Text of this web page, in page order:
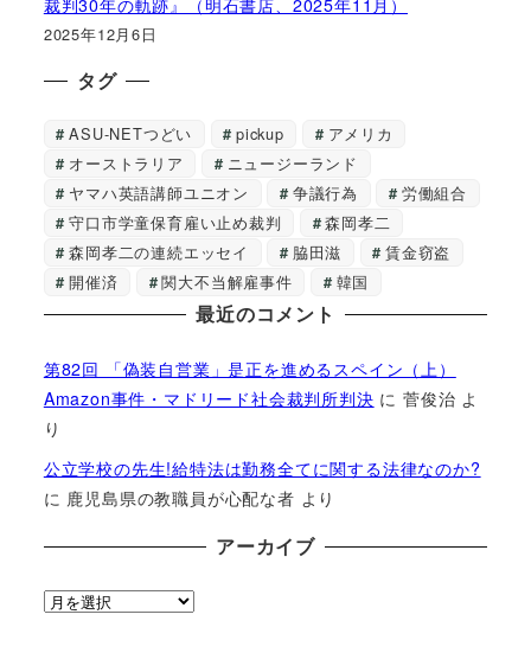
裁判30年の軌跡』（明石書店、2025年11月）
2025年12月6日
タグ
ASU-NETつどい pickup
アメリカ
オーストラリア
ニュージーランド
ヤマハ英語講師ユニオン
争議行為
労働組合
守口市学童保育雇い止め裁判
森岡孝二
森岡孝二の連続エッセイ
脇田滋
賃金窃盗
開催済
関大不当解雇事件 韓国
最近のコメント
第82回 「偽装自営業」是正を進めるスペイン（上）
Amazon事件・マドリード社会裁判所判決 に菅俊治 よ
り
公立学校の先生!給特法は勤務全てに関する法律なのか?
に 鹿児島県の教職員が心配な者 より
アーカイブ
ア